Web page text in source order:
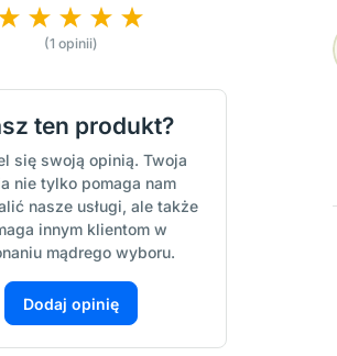
(1 opinii)
ten produkt?
się swoją opinią. Twoja
nie tylko pomaga nam
nasze usługi, ale także
innym klientom w
mądrego wyboru.
Dodaj opinię